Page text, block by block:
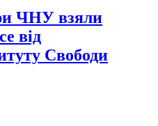
ЧНУ взяли
від
Свободи